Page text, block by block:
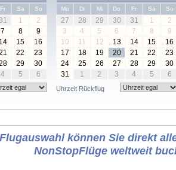
Fr Sa So
1
2
7 8
9
14 15
16
22
23
29
30
4 5 6
Mo
Di Mi Do Fr Sa So
27 28 29 30 31 1
2
3
4 5 6 7 8
9
10
11 12 13 14 15
16
17
18 19 20 21 22
23
24
25 26 27 28 29
30
31
1 2 3 4 5 6
Uhrzeit Rückflug
können Sie direkt
NonStopFlüge weltweit